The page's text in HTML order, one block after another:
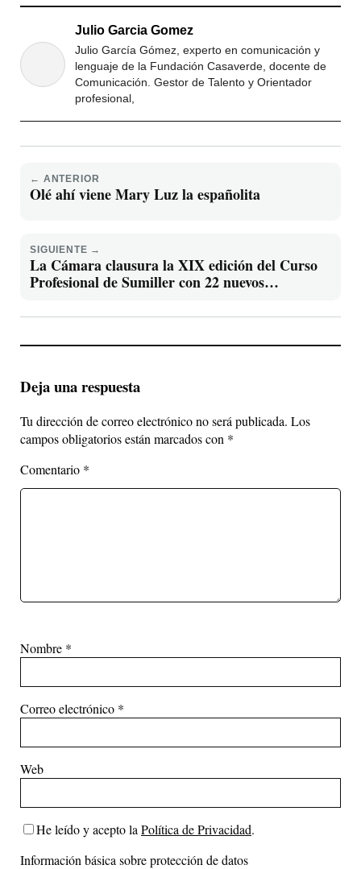
Julio Garcia Gomez
Julio García Gómez, experto en comunicación y
lenguaje de la Fundación Casaverde, docente de
Comunicación. Gestor de Talento y Orientador
profesional,
← ANTERIOR
Olé ahí viene Mary Luz la españolita
SIGUIENTE →
La Cámara clausura la XIX edición del Curso
Profesional de Sumiller con 22 nuevos
Deja una respuesta
Tu dirección de correo electrónico no será publicada. Los
campos obligatorios están marcados con *
Comentario *
Nombre *
Correo electrónico *
Web
He leído y acepto la Política de Privacidad.
Información básica sobre protección de datos